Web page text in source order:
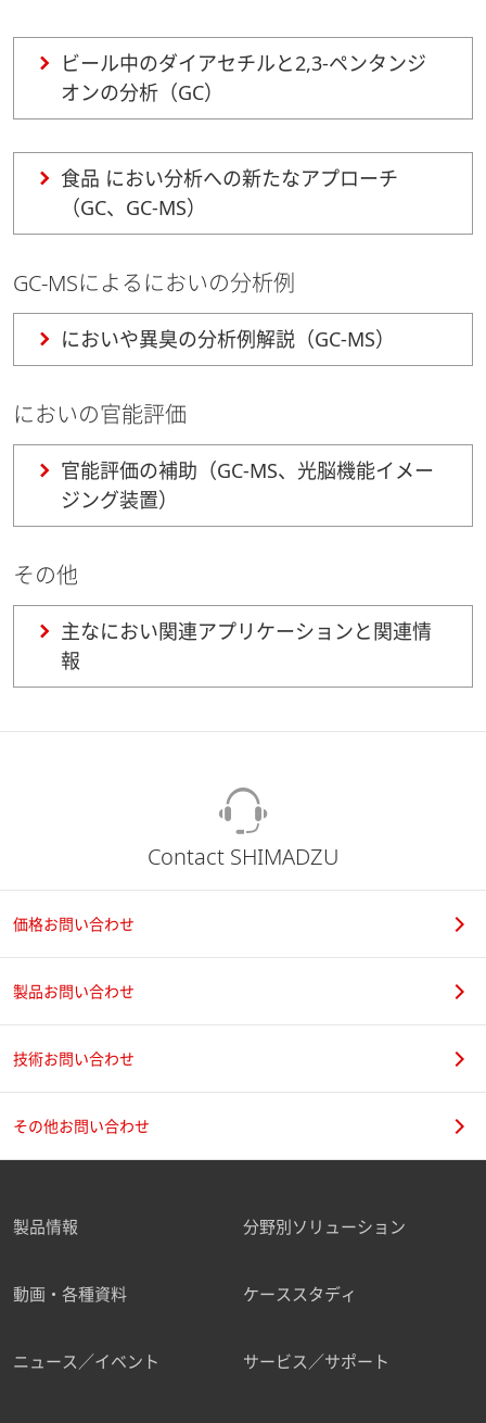
ビール中のダイアセチルと2,3-ペンタンジ
オンの分析（GC）
食品 におい分析への新たなアプローチ
（GC、GC-MS）
GC-MSによるにおいの分析例
においや異臭の分析例解説（GC-MS）
においの官能評価
官能評価の補助（GC-MS、光脳機能イメー
ジング装置）
その他
主なにおい関連アプリケーションと関連情
報
Contact SHIMADZU
価格お問い合わせ
製品お問い合わせ
技術お問い合わせ
その他お問い合わせ
製品情報 分野別ソリューション
動画・各種資料 ケーススタディ
ニュース／イベント サービス／サポート